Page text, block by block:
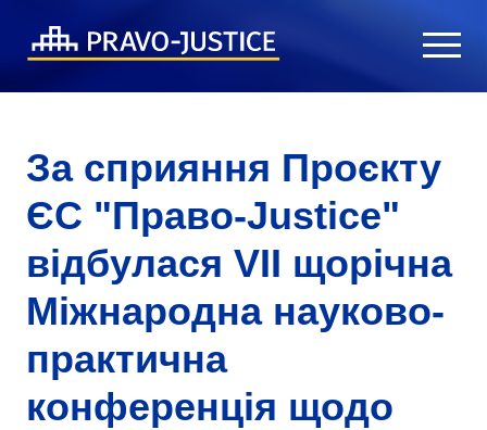
За сприяння Проєкту
ЄС "Право-Justice"
відбулася VII щорічна
Міжнародна науково-
практична
конференція щодо